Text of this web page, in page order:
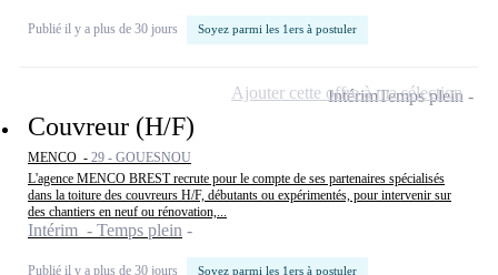
Publié il y a plus de 30 jours Soyez parmi les 1ers à postuler
Couvreur (H/F)
MENCO - 29 - GOUESNOU
L'agence MENCO BREST recrute pour le compte de ses partenaires spécialisés
dans la toiture des couvreurs H/F, débutants ou expérimentés, pour intervenir sur
des chantiers en neuf ou rénovation,...
Intérim - Temps plein
Publié il y a plus de 30 jours Soyez parmi les 1ers à postuler
IntérimTemps plein
Ajouter cette offre à ma sélection